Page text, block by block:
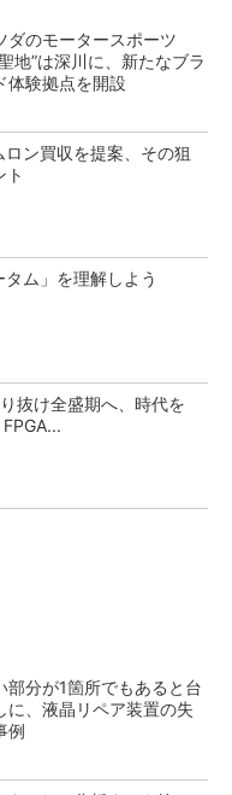
ダのモータースポーツ
地”は深川に、新たなブラ
体験拠点を開設
ン買収を提案、その狙
ム」を理解しよう
抜け全盛期へ、時代を
部分が1箇所でもあると台
に、液晶リペア装置の失
例